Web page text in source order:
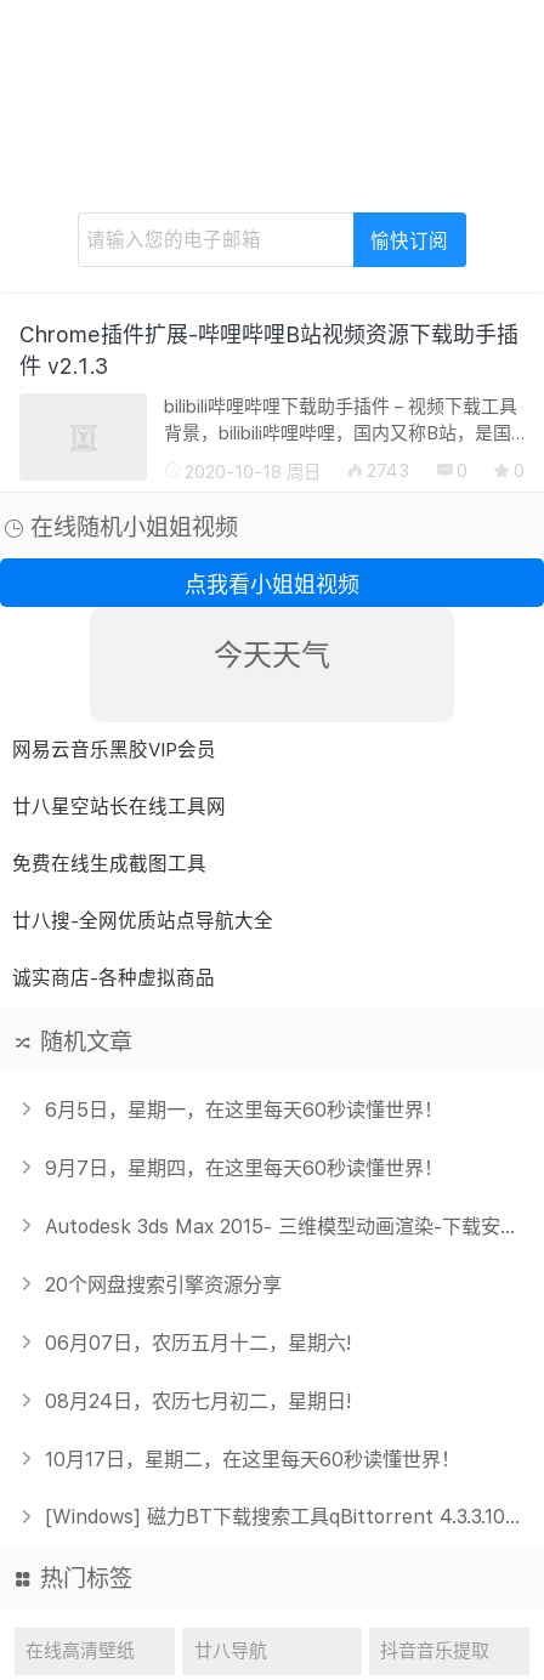
Chrome插件扩展-哔哩哔哩B站视频资源下载助手插
件 v2.1.3
bilibili哔哩哔哩下载助手插件 – 视频下载工具
背景，bilibili哔哩哔哩，国内又称B站，是国
内年轻人中最火的视频网站之一。但是众所
周知，B站拥有动画、游戏娱乐、影视作品等
多种视频资源，官方却并未...
2020-10-18 周日 2743 0 0
在线随机小姐姐视频
点我看小姐姐视频
今天天气
网易云音乐黑胶VIP会员
廿八星空站长在线工具网
免费在线生成截图工具
廿八搜-全网优质站点导航大全
诚实商店-各种虚拟商品
随机文章
6月5日，星期一，在这里每天60秒读懂世界！
9月7日，星期四，在这里每天60秒读懂世界！
Autodesk 3ds Max 2015- 三维模型动画渲染-下载安装激活
20个网盘搜索引擎资源分享
06月07日，农历五月十二，星期六!
08月24日，农历七月初二，星期日!
10月17日，星期二，在这里每天60秒读懂世界！
[Windows] 磁力BT下载搜索工具qBittorrent 4.3.3.10增强版（吾爱破解）
热门标签
在线高清壁纸 廿八导航 抖音音乐提取